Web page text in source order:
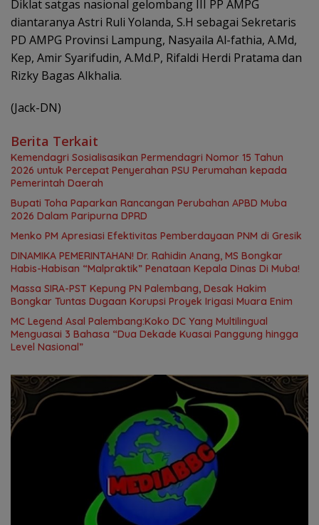
Diklat satgas nasional gelombang III PP AMPG
diantaranya Astri Ruli Yolanda, S.H sebagai Sekretaris
PD AMPG Provinsi Lampung, Nasyaila Al-fathia, A.Md,
Kep, Amir Syarifudin, A.Md.P, Rifaldi Herdi Pratama dan
Rizky Bagas Alkhalia.
(Jack-DN)
Berita Terkait
Kemendagri Sosialisasikan Permendagri Nomor 15 Tahun
2026 untuk Percepat Penyerahan PSU Perumahan kepada
Pemerintah Daerah
Bupati Toha Paparkan Rancangan Perubahan APBD Muba
2026 Dalam Paripurna DPRD
Menko PM Apresiasi Efektivitas Pemberdayaan PNM di Gresik
DINAMIKA PEMERINTAHAN! Dr. Rahidin Anang, MS Bongkar
Habis-Habisan “Malpraktik” Penataan Kepala Dinas Di Muba!
Massa SIRA-PST Kepung PN Palembang, Desak Hakim
Bongkar Tuntas Dugaan Korupsi Proyek Irigasi Muara Enim
MC Legend Asal Palembang:Koko DC Yang Multilingual
Menguasai 3 Bahasa “Dua Dekade Kuasai Panggung hingga
Level Nasional”